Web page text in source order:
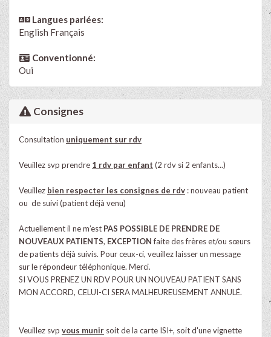
Langues parlées:
English Français
Conventionné:
Oui
Consignes
Consultation uniquement sur rdv
Veuillez svp prendre 1 rdv par enfant (2 rdv si 2 enfants...)
Veuillez bien respecter les consignes de rdv :nouveau patient
ou de suivi(patient déjà venu)
Actuellement il ne m’est PAS POSSIBLE DE PRENDRE DE
NOUVEAUX PATIENTS, EXCEPTIONfaite des frères et/ou sœurs
de patients déjà suivis. Pour ceux-ci, veuillez laisser un message
sur le répondeur téléphonique. Merci.
SI VOUS PRENEZ UN RDV POUR UN NOUVEAU PATIENT SANS
MON ACCORD, CELUI-CI SERA MALHEUREUSEMENT ANNULÉ.
Veuillez svp vous munir soit de la carte ISI+, soit d'une vignette